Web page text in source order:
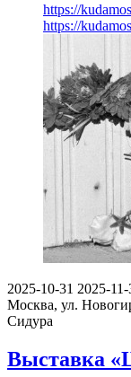
https://
https://
2025-10-31 2025-
Москва, ул.
Сидура
Выставка